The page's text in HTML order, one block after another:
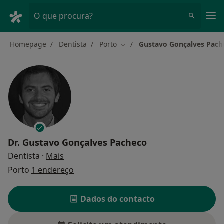
O que procura?
Homepage Dentista Porto Mudar de cidade
Gustavo Gonçalves
Dr. Gustavo Gonçalves Pacheco
Dentista · Mais
Porto 1 endereço
Dados do contacto